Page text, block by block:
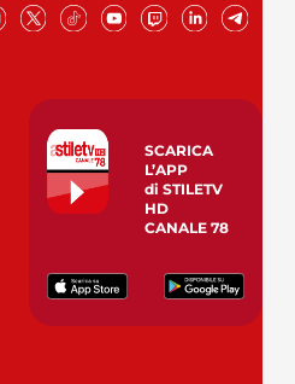
SCARICA
L’APP
di STILETV
HD
CANALE 78